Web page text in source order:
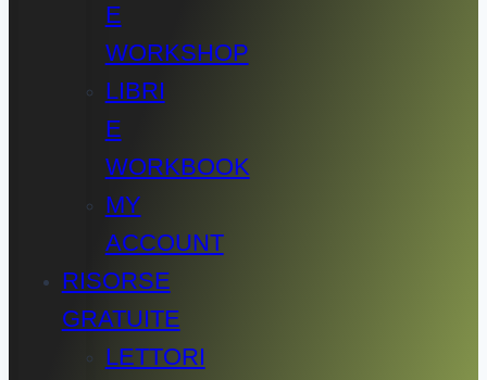
E
WORKSHOP
LIBRI
E
WORKBOOK
MY
ACCOUNT
RISORSE
GRATUITE
LETTORI